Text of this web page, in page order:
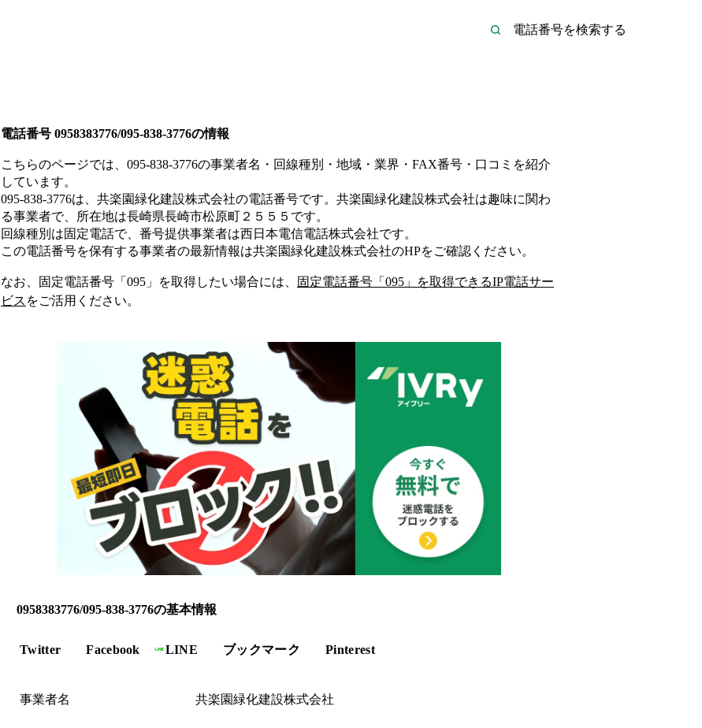
電話番号 0958383776/095-838-3776の情報
こちらのページでは、 095-838-3776の事業者名・回線種別・地域・業界・FAX番号・口コミを紹介
しています。
095-838-3776は、 共楽園緑化建設株式会社の電話番号です。 共楽園緑化建設株式会社は趣味に関わ
る事業者で、所在地は長崎県長崎市松原町２５５５ です。
回線種別は固定電話で、番号提供事業者は西日本電信電話株式会社です。
この電話番号を保有する事業者の最新情報は共楽園緑化建設株式会社のHPをご確認ください。
なお、固定電話番号「 095 」を取得したい場合には、 固定電話番号「 095 」を取得できるIP電話サー
ビス をご活用ください。
0958383776/095-838-3776の基本情報
Twitter Facebook LINE ブックマーク Pinterest
事業者名 共楽園緑化建設株式会社